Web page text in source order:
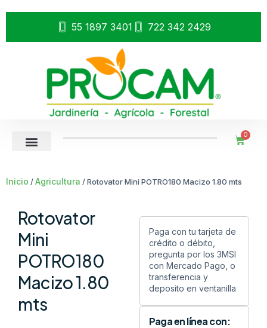
55 1897 3401 722 342 2429
0
Inicio /Agricultura / Rotovator Mini POTRO180 Macizo 1.80 mts
Rotovator
Mini
POTRO180
Macizo 1.80
mts
Paga con tu tarjeta de
crédito o débito,
pregunta por los 3MSI
con Mercado Pago, o
transferencia y
deposito en ventanilla
Paga en línea con: